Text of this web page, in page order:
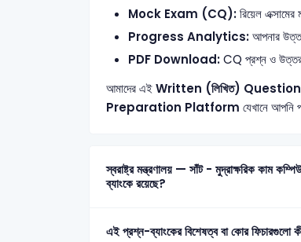
Mock Exam (CQ):রিয়েল
Progress Analytics:আপনার উত্তর
PDF Download:CQ প্রশ্ন ও উত্তর
আমাদের এইWritten (লিখিত)
Preparation Platform যেখানে আপনি
স্বরাষ্ট্র মন্ত্রণালয় — সাঁট - মুদ্রাক্ষরিক কাম কম্পিউটার অপারেটর (শুধু মাত্র মুক্তিযোদ্ধা কোটা) 2016 এর মোট কতটি প্রশ্ন এই প্রশ্ন-
ব্যাংকে রয়েছে?
এই প্রশ্ন-ব্যাংকের বিশেষত্ব বা কোর ফিচারগুলো